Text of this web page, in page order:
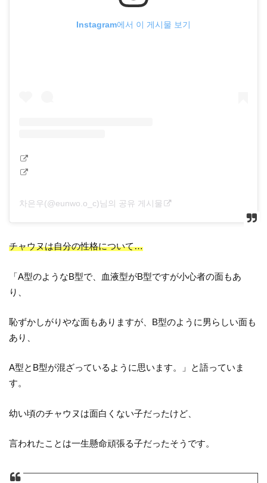
Instagram에서 이 게시물 보기
차은우(@eunwo.o_c)님의 공유 게시물
チャウヌは自分の性格について…
「A型のようなB型で、血液型がB型ですが小心者の面もあ
り、
恥ずかしがりやな面もありますが、B型のように男らしい面も
あり、
A型とB型が混ざっているように思います。」と語っていま
す。
幼い頃のチャウヌは面白くない子だったけど、
言われたことは一生懸命頑張る子だったそうです。